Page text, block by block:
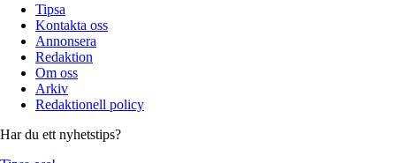
Tipsa
Kontakta oss
Annonsera
Redaktion
Om oss
Arkiv
Redaktionell policy
Har du ett nyhetstips?